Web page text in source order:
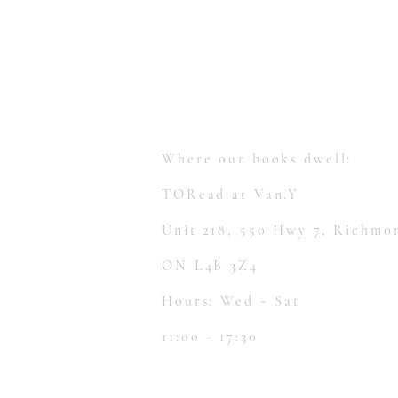
Where our books dwell:
TORead at Van.Y
Unit 218, 550 Hwy 7,
ON L4B 3Z4
Hours: Wed ~ Sat
11:00 - 17:30​